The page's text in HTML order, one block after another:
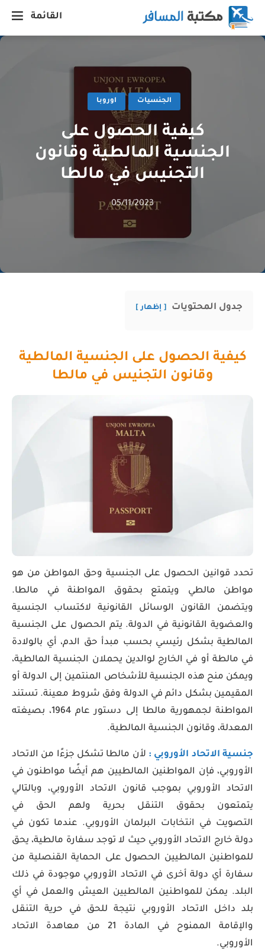
القائمة
الجنسيات اوروبا
كيفية الحصول على
الجنسية المالطية وقانون
التجنيس في مالطا
05/11/2023
جدول المحتويات إظهار
كيفية الحصول على الجنسية المالطية
وقانون التجنيس في مالطا
تحدد قوانين الحصول على الجنسية وحق المواطن من هو
مواطن مالطي ويتمتع بحقوق المواطنة في مالطا.
ويتضمن القانون الوسائل القانونية لاكتساب الجنسية
والعضوية القانونية في الدولة. يتم الحصول على الجنسية
المالطية بشكل رئيسي بحسب مبدأ حق الدم، أي بالولادة
في مالطة أو في الخارج لوالدين يحملان الجنسية المالطية،
ويمكن منح هذه الجنسية للأشخاص المنتمين إلى الدولة أو
المقيمين بشكل دائم في الدولة وفق شروط معينة. تستند
المواطنة لجمهورية مالطا إلى دستور عام 1964، بصيغته
المعدلة، وقانون الجنسية المالطية.
جنسية الاتحاد الأوروبي : لأن مالطا تشكل جزءًا من الاتحاد
الأوروبي، فإن المواطنين المالطيين هم أيضًا مواطنون في
الاتحاد الأوروبي بموجب قانون الاتحاد الأوروبي، وبالتالي
يتمتعون بحقوق التنقل بحرية ولهم الحق في
التصويت في انتخابات البرلمان الأوروبي. عندما تكون في
دولة خارج الاتحاد الأوروبي حيث لا توجد سفارة مالطية، يحق
للمواطنين المالطيين الحصول على الحماية القنصلية من
سفارة أي دولة أخرى في الاتحاد الأوروبي موجودة في ذلك
البلد. يمكن للمواطنين المالطيين العيش والعمل في أي
بلد داخل الاتحاد الأوروبي نتيجة للحق في حرية التنقل
والإقامة الممنوح في المادة 21 من معاهدة الاتحاد
الأوروبي.